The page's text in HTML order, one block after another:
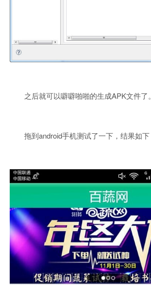
之后就可以噼噼啪啪的生成APK文件了。
拖到android手机测试了一下，结果如下